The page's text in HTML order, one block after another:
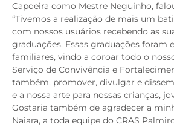
Capoeira como Mestre Neguinho,
“Tivemos a realização de mais um
com nossos usuários recebendo as
graduações. Essas graduações foram
familiares, vindo a coroar todo o
Serviço de Convivência e
também, promover, divulgar e
e a nossa arte para nossas crianças,
Gostaria também de agradecer a
Naiara, a toda equipe do CRAS